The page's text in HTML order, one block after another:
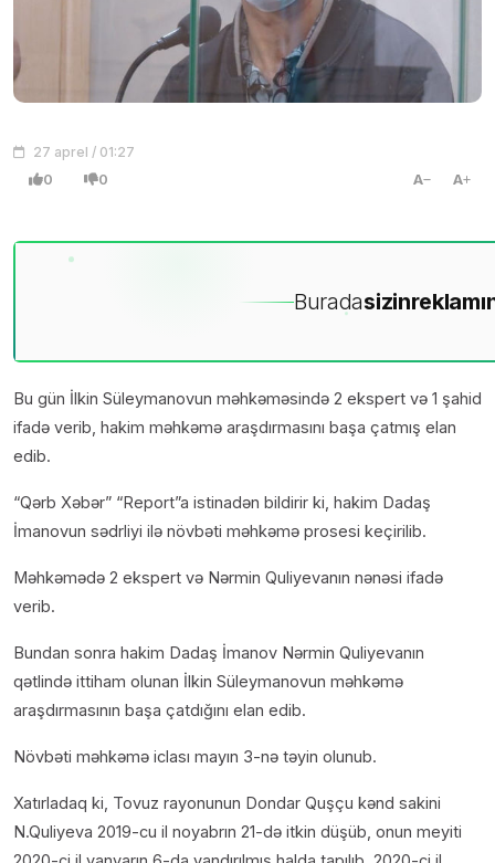
27 aprel / 01:27
0 0 A A
Buradasizin
Bu gün İlkin Süleymanovun məhkəməsində 2 ekspert və 1 şahid
ifadə verib, hakim məhkəmə araşdırmasını başa çatmış elan
edib.
“Qərb Xəbər” “Report”a istinadən bildirir ki, hakim Dadaş
İmanovun sədrliyi ilə növbəti məhkəmə prosesi keçirilib.
Məhkəmədə 2 ekspert və Nərmin Quliyevanın nənəsi ifadə
verib.
Bundan sonra hakim Dadaş İmanov Nərmin Quliyevanın
qətlində ittiham olunan İlkin Süleymanovun məhkəmə
araşdırmasının başa çatdığını elan edib.
Növbəti məhkəmə iclası mayın 3-nə təyin olunub.
Xatırladaq ki, Tovuz rayonunun Dondar Quşçu kənd sakini
N.Quliyeva 2019-cu il noyabrın 21-də itkin düşüb, onun meyiti